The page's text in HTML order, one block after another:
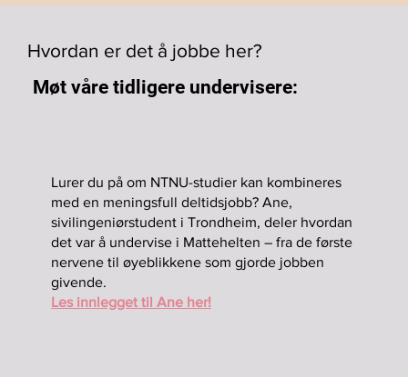
Hvordan er det å jobbe her?
Møt våre tidligere undervisere:
Lurer du på om NTNU-studier kan kombineres
med en meningsfull deltidsjobb? Ane,
sivilingeniørstudent i Trondheim, deler hvordan
det var å undervise i Mattehelten – fra de første
nervene til øyeblikkene som gjorde jobben
givende.
Les innlegget til Ane her!